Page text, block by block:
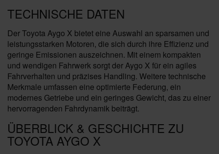
TECHNISCHE DATEN
Der Toyota Aygo X bietet eine Auswahl an sparsamen und
leistungsstarken Motoren, die sich durch ihre Effizienz und
geringe Emissionen auszeichnen. Mit einem kompakten
und wendigen Fahrwerk sorgt der Aygo X für ein agiles
Fahrverhalten und präzises Handling. Weitere technische
Merkmale umfassen eine optimierte Federung, ein
modernes Getriebe und ein geringes Gewicht, das zu einer
hervorragenden Fahrdynamik beiträgt.
ÜBERBLICK & GESCHICHTE ZU
TOYOTA AYGO X